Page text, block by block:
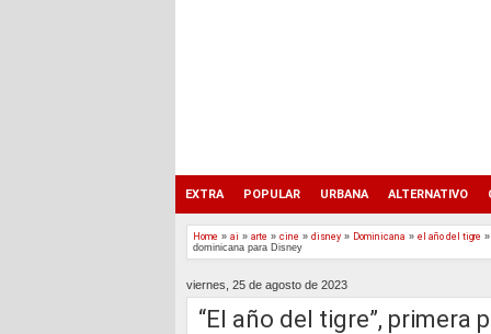
EXTRA POPULAR URBANA ALTERNATIVO
Home » ai » arte » cine » disney » Dominicana » el año del tigre »
dominicana para Disney
viernes, 25 de agosto de 2023
“El año del tigre”, primera